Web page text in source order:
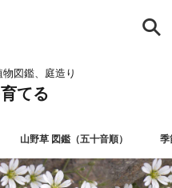
図鑑、庭造り
てる
山野草 図鑑（五十音順） 季